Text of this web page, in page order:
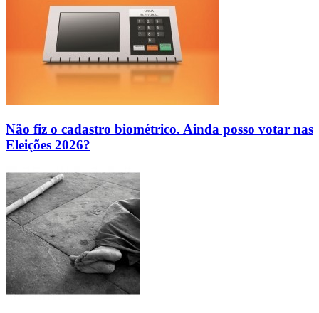
Não fiz o cadastro biométrico. Ainda posso votar nas
Eleições 2026?